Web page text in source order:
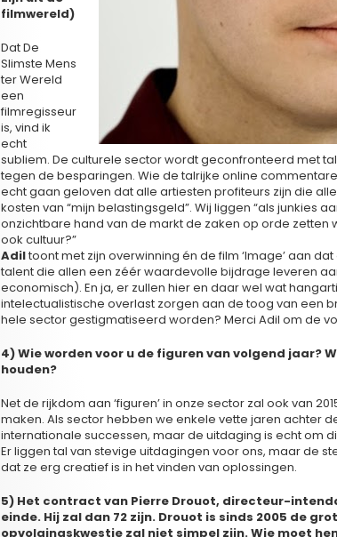
filmwereld)
Dat De
Slimste Mens
ter Wereld
een
filmregisseur
is, vind ik
echt
subliem. De culturele sector wordt geconfronteerd met
tegen de besparingen. Wie de talrijke online
echt gaan geloven dat alle artiesten profiteurs zijn die
kosten van “mijn belastingsgeld”. Wij liggen “als junkies
onzichtbare hand van de markt de zaken op orde zetten
ook cultuur?”
Adiltoont met zijn overwinning én de film ‘Image’ aan
talent die allen een zéér waardevolle bijdrage leveren
economisch). En ja, er zullen hier en daar wel wat
intelectualistische overlast zorgen aan de toog van een
hele sector gestigmatiseerd worden? Merci Adil om de
4) Wie worden voor u de figuren van volgend jaar?
houden?
Net de rijkdom aan ‘figuren’ in onze sector zal ook van
maken. Als sector hebben we enkele vette jaren achter
internationale successen, maar de uitdaging is echt om
Er liggen tal van stevige uitdagingen voor ons, maar de
dat ze erg creatief is in het vinden van oplossingen.
5) Het contract van Pierre Drouot, directeur-
einde. Hij zal dan 72 zijn. Drouot is sinds 2005 de
opvolgingskwestie zal niet simpel zijn. Wie moet